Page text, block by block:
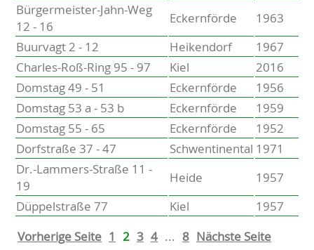
Bürgermeister-Jahn-Weg
12 - 16
Eckernförde
1963
Buurvagt 2 - 12
Heikendorf
1967
Charles-Roß-Ring 95 - 97
Kiel
2016
Domstag 49 - 51
Eckernförde
1956
Domstag 53 a - 53 b
Eckernförde
1959
Domstag 55 - 65
Eckernförde
1952
Dorfstraße 37 - 47
Schwentinental 1971
Dr.-Lammers-Straße 11 -
19
Heide
1957
Düppelstraße 77
Kiel
1957
Vorherige Seite 1 2 3 4 ... 8 Nächste Seite